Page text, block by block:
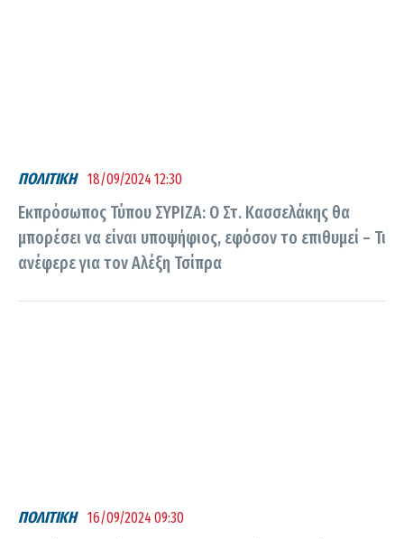
ΠΟΛΙΤΙΚΗ 18/09/2024 12:30
Εκπρόσωπος Τύπου ΣΥΡΙΖΑ: Ο Στ. Κασσελάκης θα
μπορέσει να είναι υποψήφιος, εφόσον το επιθυμεί – Τι
ανέφερε για τον Αλέξη Τσίπρα
ΠΟΛΙΤΙΚΗ 16/09/2024 09:30